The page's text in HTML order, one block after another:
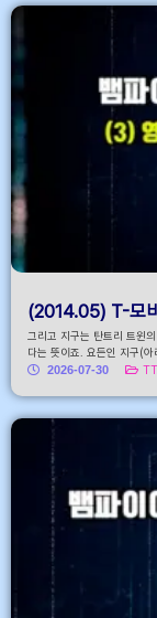
(2014.05) T-모
그리고 지구는 탄트리 트윈
다는 뜻이죠. 요든인 지구(
2026-07-30